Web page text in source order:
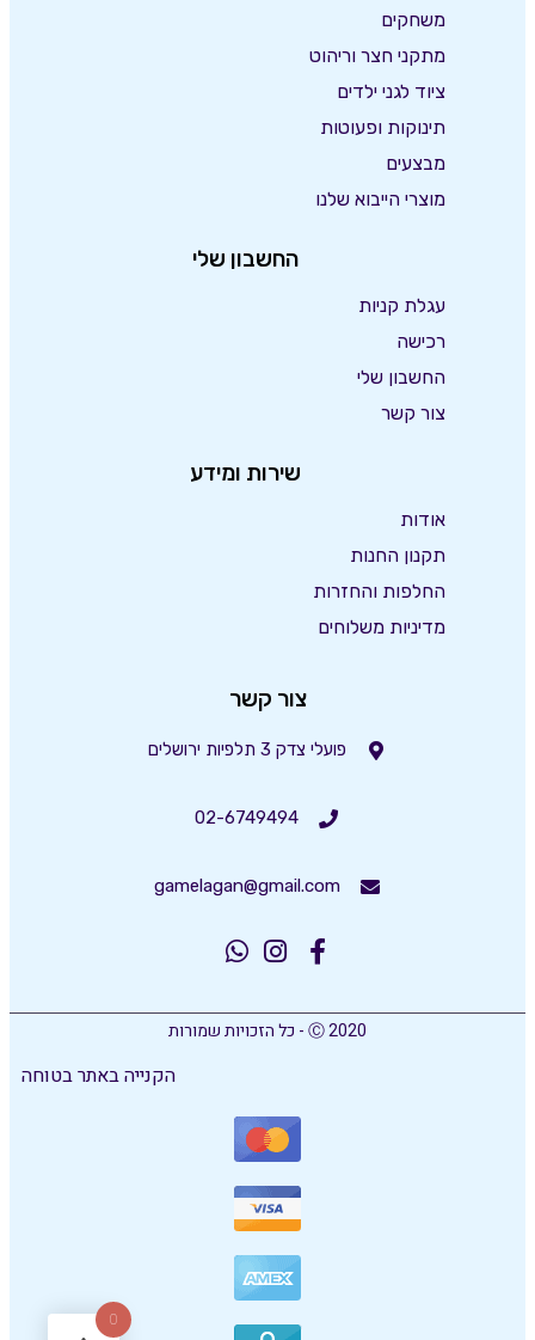
משחקים
מתקני חצר וריהוט
ציוד לגני ילדים
תינוקות ופעוטות
מבצעים
מוצרי הייבוא שלנו
החשבון שלי
עגלת קניות
רכישה
החשבון שלי
צור קשר
שירות ומידע
אודות
תקנון החנות
החלפות והחזרות
מדיניות משלוחים
צור קשר
פועלי צדק 3 תלפיות ירושלים
02-6749494
gamelagan@gmail.com
Ⓒ 2020 - כל הזכויות שמורות
הקנייה באתר בטוחה
0